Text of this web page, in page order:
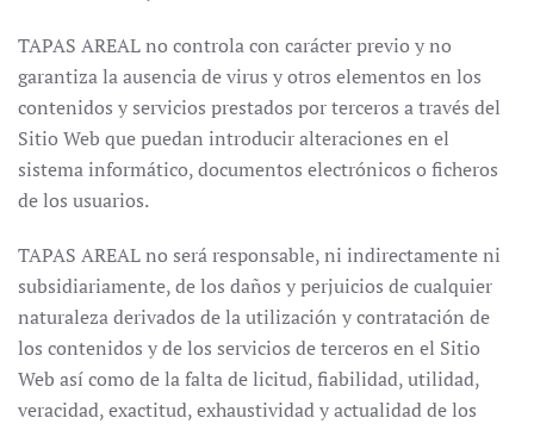
TAPAS AREAL no controla con carácter previo y no
garantiza la ausencia de virus y otros elementos en los
contenidos y servicios prestados por terceros a través del
Sitio Web que puedan introducir alteraciones en el
sistema informático, documentos electrónicos o ficheros
de los usuarios.
TAPAS AREAL no será responsable, ni indirectamente ni
subsidiariamente, de los daños y perjuicios de cualquier
naturaleza derivados de la utilización y contratación de
los contenidos y de los servicios de terceros en el Sitio
Web así como de la falta de licitud, fiabilidad, utilidad,
veracidad, exactitud, exhaustividad y actualidad de los